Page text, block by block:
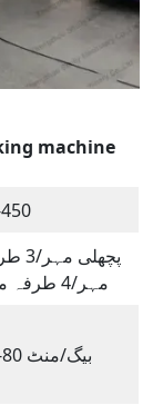
machine
پچھلی
مہر/4 طرفہ مہر
20-80 بیگ/منٹ